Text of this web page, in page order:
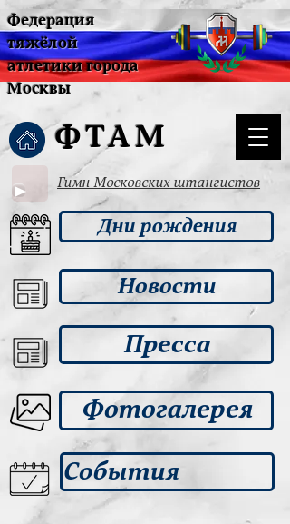
Гимн Московских штангистов
Федерация
тяжёлой
атлетики города
Москвы
ФТАМ
Дни рождения
Новости
Пресса
Фотогалерея
События